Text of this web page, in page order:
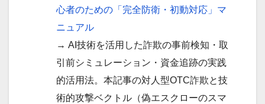
心者のための「完全防衛・初動対応」マ
ニュアル
→ AI技術を活用した詐欺の事前検知・取
引前シミュレーション・資金追跡の実践
的活用法。本記事の対人型OTC詐欺と技
術的攻撃ベクトル（偽エスクローのスマ